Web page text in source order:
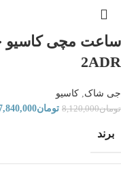
2ADR
جی شاک کاسیو
تومان8,120,000 تومان
برند